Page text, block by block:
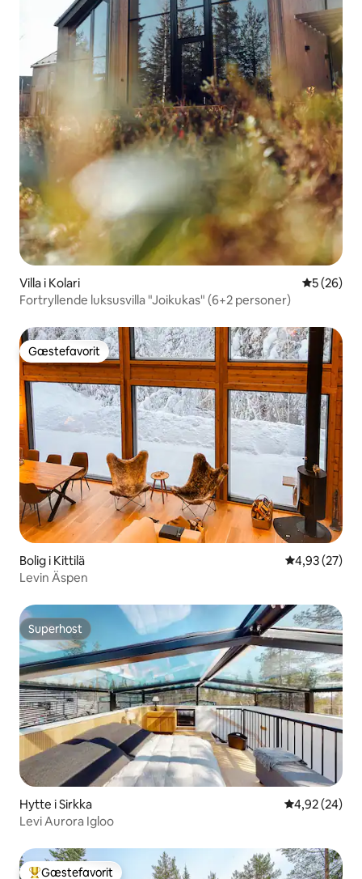
Villa i Kolari 5 ud af 5 i
5 (26)
Fortryllende luksusvilla "Joikukas" (6+2 personer)
Gæstefavorit
Gæstefavorit
Bolig i Kittilä 4,93 ud af 5 i
4,93 (27)
Levin Äspen
Superhost
Superhost
Hytte i Sirkka 4,92 ud af 5 i
4,92 (24)
Levi Aurora Igloo
Gæstefavorit